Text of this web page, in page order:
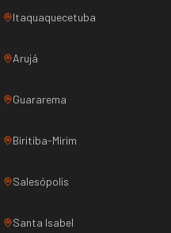
Itaquaquecetuba
Arujá
Guararema
Biritiba-Mirim
Salesópolis
Santa Isabel